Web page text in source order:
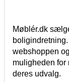
Møblér.dk
webshoppen
muligheden for
deres udvalg.